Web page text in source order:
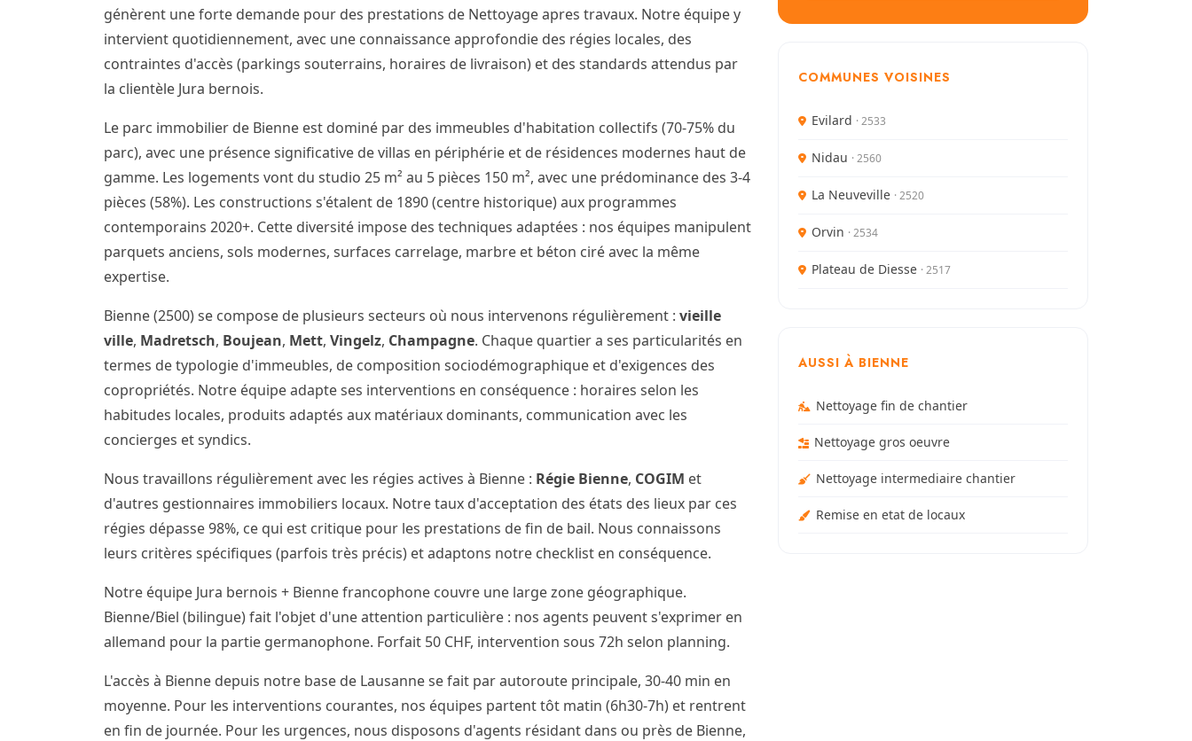
génèrent une forte demande pour des prestations de Nettoyage apres travaux. Notre équipe y
intervient quotidiennement, avec une connaissance approfondie des régies locales, des
contraintes d'accès (parkings souterrains, horaires de livraison) et des standards attendus par
la clientèle Jura bernois.
Le parc immobilier de Bienne est dominé par des immeubles d'habitation collectifs (70-75% du
parc), avec une présence significative de villas en périphérie et de résidences modernes haut de
gamme. Les logements vont du studio 25 m² au 5 pièces 150 m², avec une prédominance des 3-4
pièces (58%). Les constructions s'étalent de 1890 (centre historique) aux programmes
contemporains 2020+. Cette diversité impose des techniques adaptées : nos équipes manipulent
parquets anciens, sols modernes, surfaces carrelage, marbre et béton ciré avec la même
expertise.
Bienne (2500) se compose de plusieurs secteurs où nous intervenons régulièrement : vieille
ville, Madretsch, Boujean, Mett, Vingelz, Champagne. Chaque quartier a ses particularités en
termes de typologie d'immeubles, de composition sociodémographique et d'exigences des
copropriétés. Notre équipe adapte ses interventions en conséquence : horaires selon les
habitudes locales, produits adaptés aux matériaux dominants, communication avec les
concierges et syndics.
Nous travaillons régulièrement avec les régies actives à Bienne : Régie Bienne, COGIM et
d'autres gestionnaires immobiliers locaux. Notre taux d'acceptation des états des lieux par ces
régies dépasse 98%, ce qui est critique pour les prestations de fin de bail. Nous connaissons
leurs critères spécifiques (parfois très précis) et adaptons notre checklist en conséquence.
Notre équipe Jura bernois + Bienne francophone couvre une large zone géographique.
Bienne/Biel (bilingue) fait l'objet d'une attention particulière : nos agents peuvent s'exprimer en
allemand pour la partie germanophone. Forfait 50 CHF, intervention sous 72h selon planning.
L'accès à Bienne depuis notre base de Lausanne se fait par autoroute principale, 30-40 min en
moyenne. Pour les interventions courantes, nos équipes partent tôt matin (6h30-7h) et rentrent
en fin de journée. Pour les urgences, nous disposons d'agents résidant dans ou près de Bienne,
COMMUNES VOISINES
Evilard · 2533
Nidau · 2560
La Neuveville · 2520
Orvin · 2534
Plateau de Diesse · 2517
AUSSI À BIENNE
Nettoyage fin de chantier
Nettoyage gros oeuvre
Nettoyage intermediaire chantier
Remise en etat de locaux